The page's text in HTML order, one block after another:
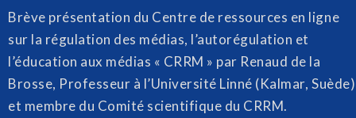
Brève présentation du Centre de ressources en ligne
sur la régulation des médias, l’autorégulation et
l’éducation aux médias « CRRM » par Renaud de la
Brosse, Professeur à l’Université Linné (Kalmar, Suède)
et membre du Comité scientifique du CRRM.